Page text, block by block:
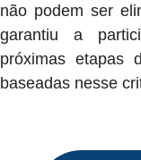
não podem ser
garantiu a
próximas etapas
baseadas nesse